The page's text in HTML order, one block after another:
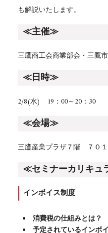
も解説いたします。
≪主催≫
三鷹商工会商業部会・三鷹
≪日時≫
2/8(水) 19：00～20：30
≪会場≫
三鷹産業プラザ７階 ７０
≪セミナーカリキ
インボイス制度
消費税の仕組みとは？
予定されているインボ